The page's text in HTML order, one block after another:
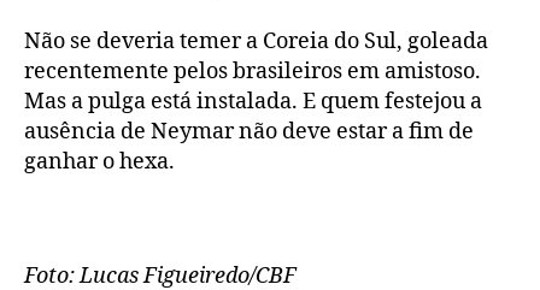
Não se deveria temer a Coreia do Sul, goleada
recentemente pelos brasileiros em amistoso.
Mas a pulga está instalada. E quem festejou a
ausência de Neymar não deve estar a fim de
ganhar o hexa.
Foto: Lucas Figueiredo/CBF